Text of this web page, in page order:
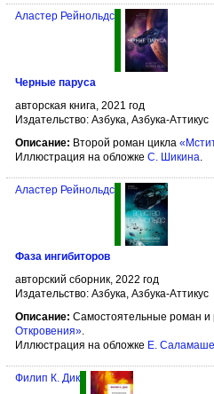
Аластер Рейнольдс
Черные паруса
авторская книга, 2021 год
Издательство: Азбука, Азбука-Аттикус
Описание: Второй роман цикла
Иллюстрация на обложке С. Шикина.
Аластер Рейнольдс
Фаза ингибиторов
авторский сборник, 2022 год
Издательство: Азбука, Азбука-Аттикус
Описание: Самостоятельные роман и
Откровения»
Иллюстрация на обложке Е.
Филип К. Дик